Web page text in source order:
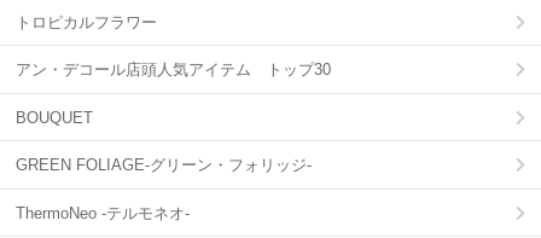
トロピカルフラワー
アン・デコール店頭人気アイテム トップ30
BOUQUET
GREEN FOLIAGE-グリーン・フォリッジ-
ThermoNeo -テルモネオ-